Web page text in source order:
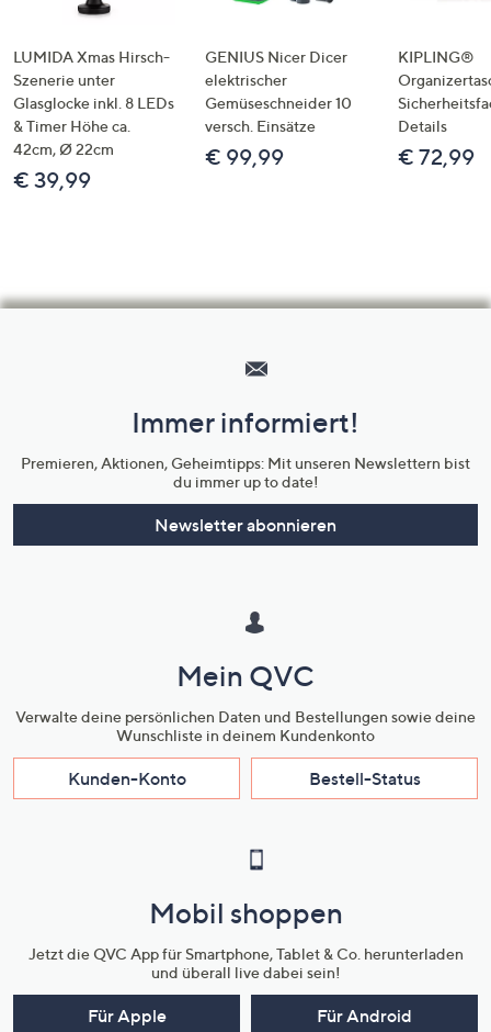
LUMIDA Xmas Hirsch-
Szenerie unter
Glasglocke inkl. 8 LEDs
& Timer Höhe ca.
42cm, Ø 22cm
€ 39,99
GENIUS Nicer Dicer
elektrischer
Gemüseschneider 10
versch. Einsätze
€ 99,99
KIPLING®
Details
€ 72,99
Unternehmensinformationen
Immer informiert!
Premieren, Aktionen, Geheimtipps: Mit unseren Newslettern bist
du immer up to date!
Newsletter abonnieren
Mein QVC
Verwalte deine persönlichen Daten und Bestellungen sowie deine
Wunschliste in deinem Kundenkonto
Kunden-Konto Bestell-Status
Mobil shoppen
Jetzt die QVC App für Smartphone, Tablet & Co. herunterladen
und überall live dabei sein!
Für Apple Für Android